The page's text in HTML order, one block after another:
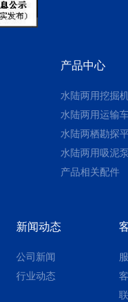
水陆两用挖掘
水陆两用运输
水陆两栖勘探
水陆两用吸泥泵
产品相关配件
产品中心
新闻动态
公司新闻
行业动态